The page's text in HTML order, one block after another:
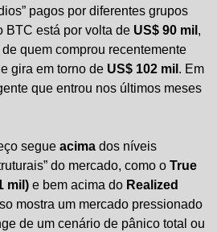
pagos por diferentes grupos
BTC está por volta de US$ 90 mil ,
quem comprou recentemente
gira em torno de US$ 102 mil . Em
que entrou nos últimos meses
segue acima dos níveis
do mercado, como o True
mil) e bem acima do Realized
mostra um mercado pressionado
de um cenário de pânico total ou